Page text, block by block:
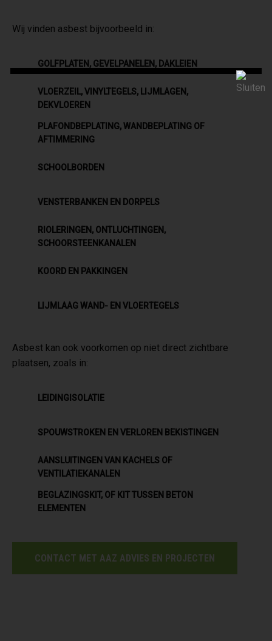
Wij vinden asbest bijvoorbeeld in:
GOLFPLATEN, GEVELPANELEN, DAKLEIEN
VLOERZEIL, VINYLTEGELS, LIJMLAGEN,
DEKVLOEREN
PLAFONDBEPLATING, WANDBEPLATING OF
AFTIMMERING
SCHOOLBORDEN
VENSTERBANKEN EN DORPELS
RIOLERINGEN, ONTLUCHTINGEN,
SCHOORSTEENKANALEN
KOORD EN PAKKINGEN
LIJMLAAG WAND- EN VLOERTEGELS
Asbest kan ook voorkomen op niet direct zichtbare
plaatsen, zoals in:
LEIDINGISOLATIE
SPOUWSTROKEN EN VERLOREN BEKISTINGEN
AANSLUITINGEN VAN KACHELS OF
VENTILATIEKANALEN
BEGLAZINGSKIT, OF KIT TUSSEN BETON
ELEMENTEN
CONTACT MET AAZ ADVIES EN PROJECTEN